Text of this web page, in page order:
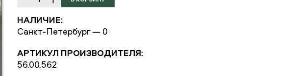
НАЛИЧИЕ:
Санкт-Петербург — 0
АРТИКУЛ ПРОИЗВОДИТЕЛЯ:
56.00.562